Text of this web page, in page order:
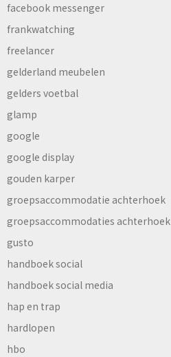
facebook messenger
frankwatching
freelancer
gelderland meubelen
gelders voetbal
glamp
google
google display
gouden karper
groepsaccommodatie achterhoek
groepsaccommodaties achterhoek
gusto
handboek social
handboek social media
hap en trap
hardlopen
hbo